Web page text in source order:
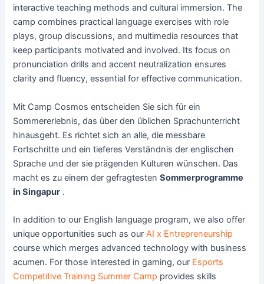
interactive teaching methods and cultural immersion. The
camp combines practical language exercises with role
plays, group discussions, and multimedia resources that
keep participants motivated and involved. Its focus on
pronunciation drills and accent neutralization ensures
clarity and fluency, essential for effective communication.
Mit Camp Cosmos entscheiden Sie sich für ein
Sommererlebnis, das über den üblichen Sprachunterricht
hinausgeht. Es richtet sich an alle, die messbare
Fortschritte und ein tieferes Verständnis der englischen
Sprache und der sie prägenden Kulturen wünschen. Das
macht es zu einem der gefragtestenSommerprogramme
in Singapur .
In addition to our English language program, we also offer
unique opportunities such as ourAI x Entrepreneurship
course which merges advanced technology with business
acumen. For those interested in gaming, our Esports
Competitive Training Summer Camp provides skills